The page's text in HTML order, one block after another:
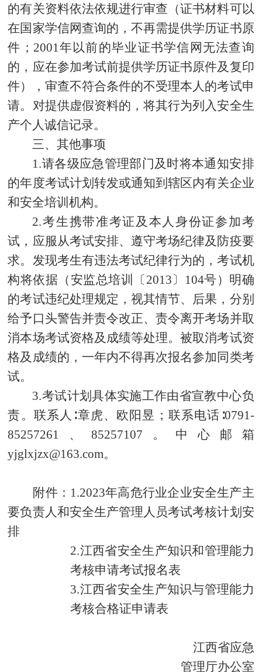
的有关资料依法依规进行审查（证书材料可以
在国家学信网查询的，不再需提供学历证书原
件；2001年以前的毕业证书学信网无法查询
的，应在参加考试前提供学历证书原件及复印
件），审查不符合条件的不受理本人的考试申
请。对提供虚假资料的，将其行为列入安全生
产个人诚信记录。
三、其他事项
1.请各级应急管理部门及时将本通知安排
的年度考试计划转发或通知到辖区内有关企业
和安全培训机构。
2.考生携带准考证及本人身份证参加考
试，应服从考试安排、遵守考场纪律及防疫要
求。发现考生有违法考试纪律行为的，考试机
构将依据（安监总培训〔2013〕104号）明确
的考试违纪处理规定，视其情节、后果，分别
给予口头警告并责令改正、责令离开考场并取
消本场考试资格及成绩等处理。被取消考试资
格及成绩的，一年内不得再次报名参加同类考
试。
3.考试计划具体实施工作由省宣教中心负
责。联系人∶章虎、欧阳昱；联系电话∶0791-
85257261、85257107。中心邮箱
yjglxjzx@163.com。
附件： 1.2023年高危行业企业安全生产主
要负责人和安全生产管理人员考试考核计划安
排
2.江西省安全生产知识和管理能力
考核申请考试报名表
3.江西省安全生产知识与管理能力
考核合格证申请表
江西省应急
管理厅办公室